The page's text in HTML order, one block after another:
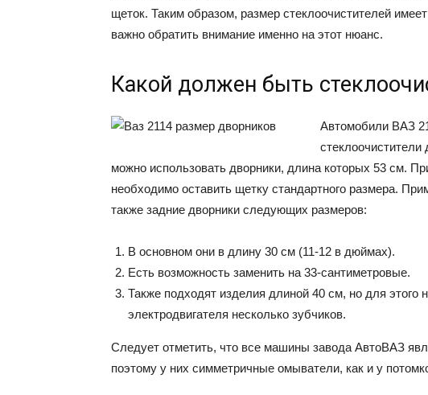
щеток. Таким образом, размер стеклоочистителей
важно обратить внимание именно на этот нюанс.
Какой должен быть
Автомобили ВАЗ
можно использовать дворники, длина которых 53 см.
необходимо оставить щетку стандартного размера.
также задние дворники следующих размеров:
В основном они в длину 30 см (11-12 в дюймах).
Есть возможность заменить на 33-сантиметровые.
Также подходят изделия длиной 40 см, но для этого
электродвигателя несколько зубчиков.
Следует отметить, что все машины завода АвтоВАЗ
поэтому у них симметричные омыватели, как и у